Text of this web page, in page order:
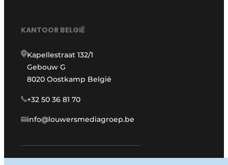
KANTOOR BELGIË
Kapellestraat 132/1
Gebouw G
8020 Oostkamp België
+32 50 36 81 70
info@louwersmediagroep.be